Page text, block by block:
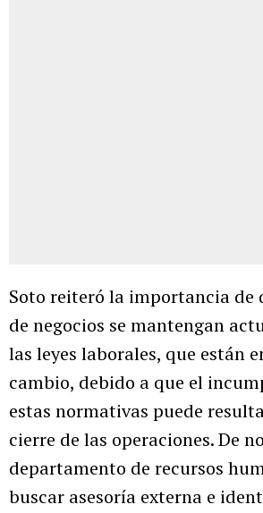
Soto reiteró la importancia de
de negocios se mantengan
las leyes laborales, que están
cambio, debido a que el
estas normativas puede
cierre de las operaciones. De
departamento de recursos
buscar asesoría externa e